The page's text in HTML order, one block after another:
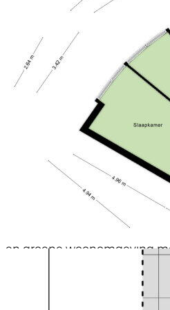
• HR+++ beglazing
Hierdoor woon je niet alleen
energiezuinig en
Luxe complex
Het appartement maakt
moderne complex Bossa
fraaie uitstraling en moderne
BringMe pakketservice,
gemeenschappelijke
ondergrondse parkeergarage.
In de parkeergarage
een eigen parkeerplaats
Daarnaast is er een extra
beschikbaar voor €25.000,- k.k.
De woning ligt in Haarlem
en groene woonomgeving
bereikbaarheid. Winkels,
dagelijkse voorzieningen
loopafstand. Ook het
voor wandelen of
Soort garage Parkeerkelder
parkeergarage